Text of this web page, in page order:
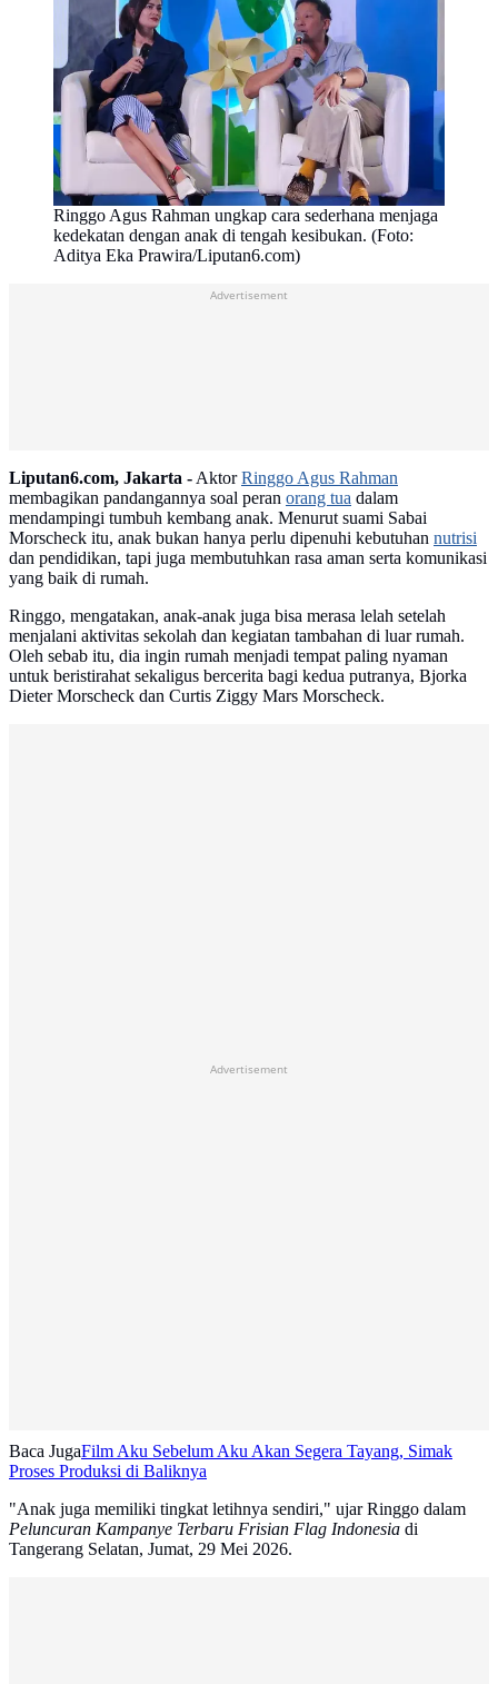
Ringgo Agus Rahman ungkap cara sederhana menjaga
kedekatan dengan anak di tengah kesibukan. (Foto:
Aditya Eka Prawira/Liputan6.com)
Advertisement
Liputan6.com, Jakarta -AktorRinggo Agus Rahman
membagikan pandangannya soal peran orang tua dalam
mendampingi tumbuh kembang anak. Menurut suami Sabai
Morscheck itu, anak bukan hanya perlu dipenuhi kebutuhan nutrisi
dan pendidikan, tapi juga membutuhkan rasa aman serta komunikasi
yang baik di rumah.
Ringgo, mengatakan, anak-anak juga bisa merasa lelah setelah
menjalani aktivitas sekolah dan kegiatan tambahan di luar rumah.
Oleh sebab itu, dia ingin rumah menjadi tempat paling nyaman
untuk beristirahat sekaligus bercerita bagi kedua putranya, Bjorka
Dieter Morscheck dan Curtis Ziggy Mars Morscheck.
Advertisement
Baca JugaFilm Aku Sebelum Aku Akan Segera Tayang, Simak
Proses Produksi di Baliknya
"Anak juga memiliki tingkat letihnya sendiri," ujar Ringgo dalam
Peluncuran Kampanye Terbaru Frisian Flag Indonesia di
Tangerang Selatan, Jumat, 29 Mei 2026.